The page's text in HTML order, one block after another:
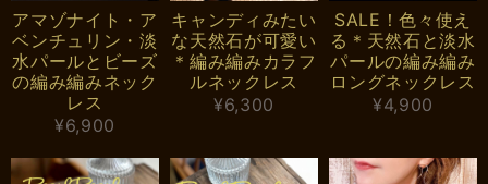
アマゾナイト・ア
ベンチュリン・淡
水パールとビーズ
の編み編みネック
レス
¥6,900
キャンディみたい
な天然石が可愛い
＊編み編みカラフ
ルネックレス
¥6,300
SALE！色々使え
る＊天然石と淡水
パールの編み編み
ロングネックレス
¥4,900